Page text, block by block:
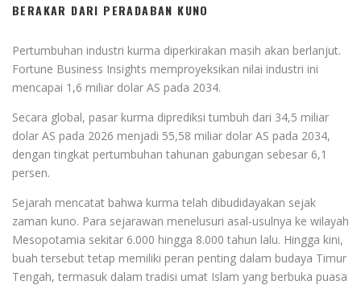
BERAKAR DARI PERADABAN KUNO
Pertumbuhan industri kurma diperkirakan masih akan berlanjut.
Fortune Business Insights memproyeksikan nilai industri ini
mencapai 1,6 miliar dolar AS pada 2034.
Secara global, pasar kurma diprediksi tumbuh dari 34,5 miliar
dolar AS pada 2026 menjadi 55,58 miliar dolar AS pada 2034,
dengan tingkat pertumbuhan tahunan gabungan sebesar 6,1
persen.
Sejarah mencatat bahwa kurma telah dibudidayakan sejak
zaman kuno. Para sejarawan menelusuri asal-usulnya ke wilayah
Mesopotamia sekitar 6.000 hingga 8.000 tahun lalu. Hingga kini,
buah tersebut tetap memiliki peran penting dalam budaya Timur
Tengah, termasuk dalam tradisi umat Islam yang berbuka puasa